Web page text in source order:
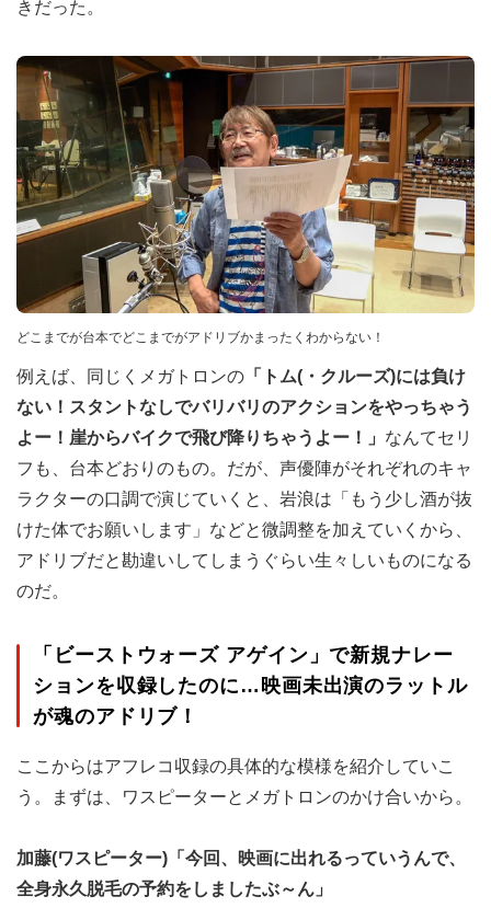
きだった。
どこまでが台本でどこまでがアドリブかまったくわからない！
例えば、同じくメガトロンの 「トム(・クルーズ)には負け
ない！スタントなしでバリバリのアクションをやっちゃう
よー！崖からバイクで飛び降りちゃうよー！」 なんてセリ
フも、台本どおりのもの。だが、声優陣がそれぞれのキャ
ラクターの口調で演じていくと、岩浪は「もう少し酒が抜
けた体でお願いします」などと微調整を加えていくから、
アドリブだと勘違いしてしまうぐらい生々しいものになる
のだ。
「ビーストウォーズ アゲイン」で新規ナレー
ションを収録したのに…映画未出演のラットル
が魂のアドリブ！
ここからはアフレコ収録の具体的な模様を紹介していこ
う。まずは、ワスピーターとメガトロンのかけ合いから。
加藤(ワスピーター)「今回、映画に出れるっていうんで、
全身永久脱毛の予約をしましたぶ～ん」